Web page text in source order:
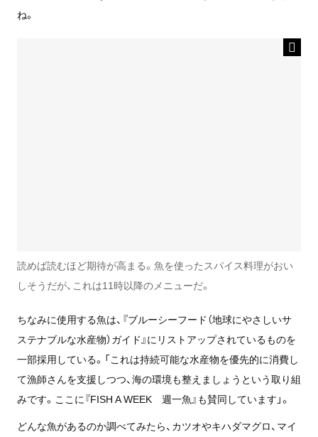
ね。
読めば読むほど期待が高まる。魚を使ったスパイス料理がおい
しそうだが、これは11時以降のメニューだ。
ちなみに使用する魚は、『ブルーシーフード（地球にやさしいサ
ステナブルな水産物）ガイド』にリストアップされているものを
一部採用している。「これは持続可能な水産物を優先的に消費し
て漁師さんを支援しつつ、海の環境も整えましょうという取り組
みです。ここに『FISH A WEEK 週一魚』も賛同しています」。
どんな魚があるのか調べてみたら、カツオやキハダマグロ、マイ